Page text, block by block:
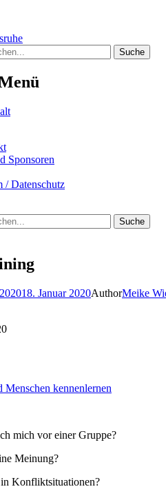
Karlsruhe
von jungen
Sponsoren
/ Datenschutz
18. Januar 2020AuthorMeike
Menschen kennenlernen
mich vor einer Gruppe?
Meinung?
Konfliktsituationen?